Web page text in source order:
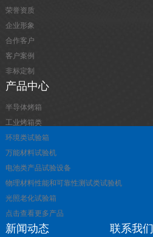
荣誉资质
企业形象
合作客户
客户案例
非标定制
产品中心
半导体烤箱
工业烤箱类
环境类试验箱
万能材料试验机
电池类产品试验设备
物理材料性能和可靠性测试类试验机
光照老化试验箱
点击查看更多产品
新闻动态 联系我们